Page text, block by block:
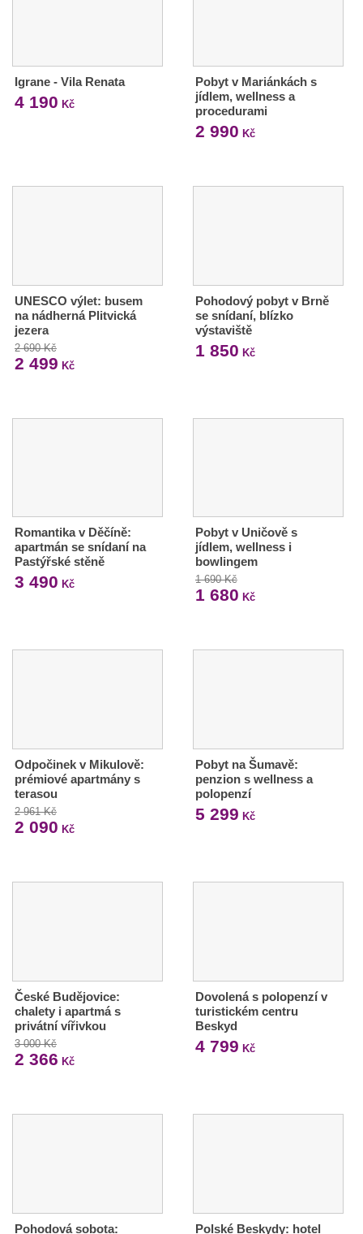
Igrane - Vila Renata
4 190 Kč
Pobyt v Mariánkách s
jídlem, wellness a
procedurami
2 990 Kč
UNESCO výlet: busem
na nádherná Plitvická
jezera
2 690 Kč
2 499 Kč
Pohodový pobyt v Brně
se snídaní, blízko
výstaviště
1 850 Kč
Romantika v Děčíně:
apartmán se snídaní na
Pastýřské stěně
3 490 Kč
Pobyt v Uničově s
jídlem, wellness i
bowlingem
1 690 Kč
1 680 Kč
Odpočinek v Mikulově:
prémiové apartmány s
terasou
2 961 Kč
2 090 Kč
Pobyt na Šumavě:
penzion s wellness a
polopenzí
5 299 Kč
České Budějovice:
chalety i apartmá s
privátní vířivkou
3 000 Kč
2 366 Kč
Dovolená s polopenzí v
turistickém centru
Beskyd
4 799 Kč
Pohodová sobota:
Polské Beskydy: hotel